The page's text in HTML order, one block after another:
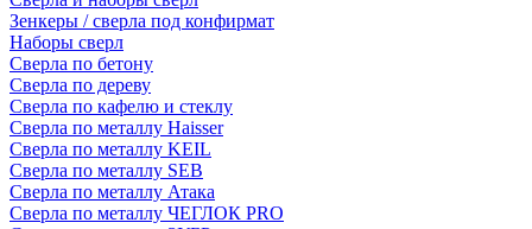
Зенкеры / сверла под конфирмат
Наборы сверл
Сверла по бетону
Сверла по дереву
Сверла по кафелю и стеклу
Сверла по металлу Haisser
Сверла по металлу KEIL
Сверла по металлу SEB
Сверла по металлу Атака
Сверла по металлу ЧЕГЛОК PRO